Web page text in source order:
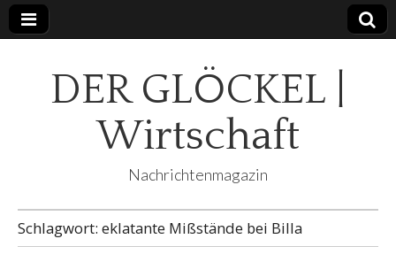
DER GLÖCKEL |
Wirtschaft
Nachrichtenmagazin
Schlagwort: eklatante Mißstände bei Billa